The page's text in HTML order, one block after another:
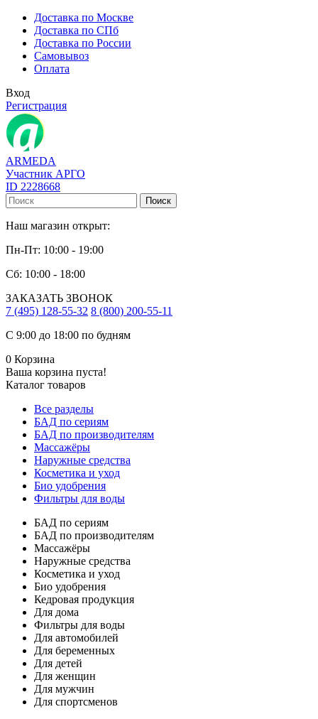
Доставка по Москве
Доставка по СПб
Доставка по России
Самовывоз
Оплата
Вход
Регистрация
ARMEDA
Участник АРГО
ID 2228668
Поиск
Наш магазин открыт:
Пн-Пт: 10:00 - 19:00
Сб: 10:00 - 18:00
ЗАКАЗАТЬ ЗВОНОК
7 (495) 128-55-32 8 (800) 200-55-11
С 9:00 до 18:00 по будням
0 Корзина
Ваша корзина пуста!
Каталог товаров
Все разделы
БАД по сериям
БАД по производителям
Массажёры
Наружные средства
Косметика и уход
Био удобрения
Фильтры для воды
БАД по сериям
БАД по производителям
Массажёры
Наружные средства
Косметика и уход
Био удобрения
Кедровая продукция
Для дома
Фильтры для воды
Для автомобилей
Для беременных
Для детей
Для женщин
Для мужчин
Для спортсменов